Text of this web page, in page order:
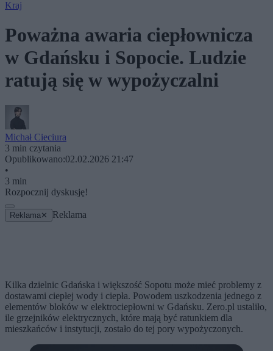
Kraj
Poważna awaria ciepłownicza
w Gdańsku i Sopocie. Ludzie
ratują się w wypożyczalni
Michał Cieciura
3 min czytania
Opublikowano:02.02.2026 21:47
•
3 min
Rozpocznij dyskusję!
Reklama ✕ Reklama
Kilka dzielnic Gdańska i większość Sopotu może mieć problemy z
dostawami ciepłej wody i ciepła. Powodem uszkodzenia jednego z
elementów bloków w elektrociepłowni w Gdańsku. Zero.pl ustaliło,
ile grzejników elektrycznych, które mają być ratunkiem dla
mieszkańców i instytucji, zostało do tej pory wypożyczonych.